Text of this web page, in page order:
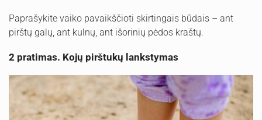
Paprašykite vaiko pavaikščioti skirtingais būdais – ant
pirštų galų, ant kulnų, ant išorinių pėdos kraštų.
2 pratimas. Kojų pirštukų lankstymas